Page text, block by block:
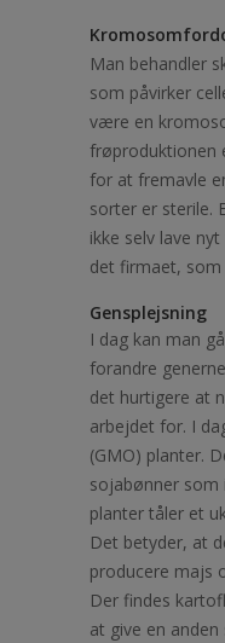
Man behandler
som påvirker
være en
frøproduktionen
for at fremavle
sorter er sterile.
ikke selv lave
det firmaet,
Gensplejsning
I dag kan man
forandre
det hurtigere at
arbejdet for. I
(GMO) planter.
sojabønner
planter tåler et
Det betyder, at
producere majs
Der findes
at give en